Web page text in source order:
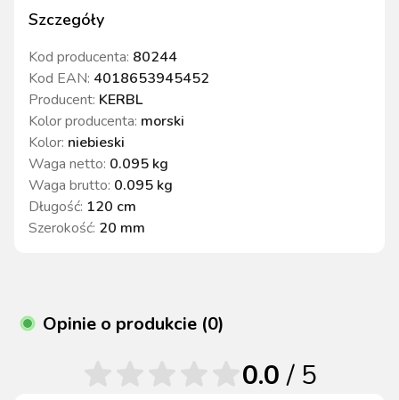
Szczegóły
Kod producenta: 80244
Kod EAN: 4018653945452
Producent: KERBL
Kolor producenta: morski
Kolor: niebieski
Waga netto: 0.095 kg
Waga brutto: 0.095 kg
Długość: 120 cm
Szerokość: 20 mm
Opinie o produkcie (0)
0.0/ 5